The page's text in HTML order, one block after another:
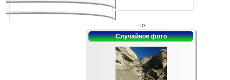
-->
Случайное фото